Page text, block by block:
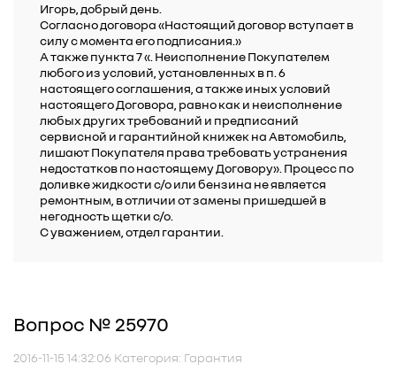
Игорь, добрый день.
Согласно договора «Настоящий договор вступает в
силу с момента его подписания.»
А также пункта 7 «. Неисполнение Покупателем
любого из условий, установленных в п. 6
настоящего соглашения, а также иных условий
настоящего Договора, равно как и неисполнение
любых других требований и предписаний
сервисной и гарантийной книжек на Автомобиль,
лишают Покупателя права требовать устранения
недостатков по настоящему Договору». Процесс по
доливке жидкости с/о или бензина не является
ремонтным, в отличии от замены пришедшей в
негодность щетки с/о.
С уважением, отдел гарантии.
Вопрос № 25970
2016-11-15 14:32:06 Категория: Гарантия